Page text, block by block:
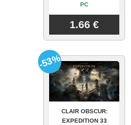
PC
1.66 €
CLAIR OBSCUR:
EXPEDITION 33
-53%